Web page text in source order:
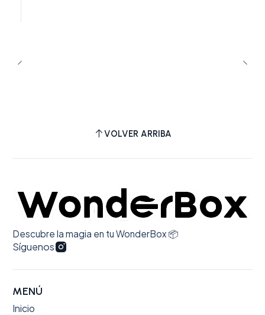
Arenas (no fue el caso). El detalle
de alta fidelidad, y el formato es tal como
promete la web. 100% recomendado.
VOLVER ARRIBA
Descubre la magia en tu WonderBox 📦
Síguenos
MENÚ
Inicio